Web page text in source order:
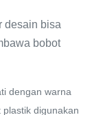
desain bisa
bobot
dengan warna
digunakan